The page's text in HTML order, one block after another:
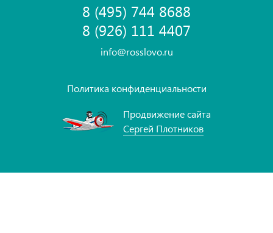
8 (495) 744 8688
8 (926) 111 4407
info@rosslovo.ru
Политика конфиденциальности
Продвижение сайта
Сергей Плотников